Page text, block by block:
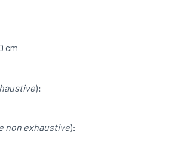
cm
):
non exhaustive):